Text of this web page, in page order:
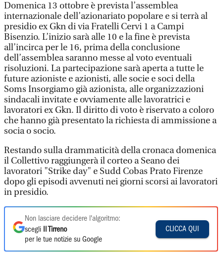
Domenica 13 ottobre è prevista l’assemblea
internazionale dell’azionariato popolare e si terrà al
presidio ex Gkn di via Fratelli Cervi 1 a Campi
Bisenzio. L’inizio sarà alle 10 e la fine è prevista
all’incirca per le 16, prima della conclusione
dell’assemblea saranno messe al voto eventuali
risoluzioni. La partecipazione sarà aperta a tutte le
future azioniste e azionisti, alle socie e soci della
Soms Insorgiamo già azionista, alle organizzazioni
sindacali invitate e ovviamente alle lavoratrici e
lavoratori ex Gkn. Il diritto di voto è riservato a coloro
che hanno già presentato la richiesta di ammissione a
socia o socio.
Restando sulla drammaticità della cronaca domenica
il Collettivo raggiungerà il corteo a Seano dei
lavoratori "Strike day" e Sudd Cobas Prato Firenze
dopo gli episodi avvenuti nei giorni scorsi ai lavoratori
in presidio.
Non lasciare decidere l'algoritmo:
scegli
Il Tirreno
per le tue notizie su Google
CLICCA QUI